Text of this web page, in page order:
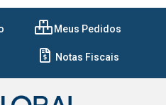
Meus Pedidos
Notas Fiscais